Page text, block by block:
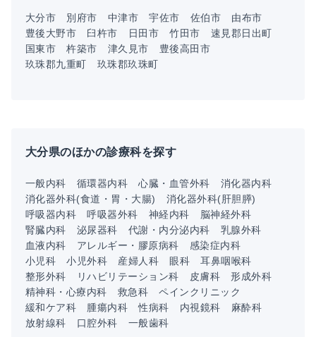
大分市 別府市 中津市 宇佐市 佐伯市
由布市
豊後大野市
臼杵市 日田市 竹田市
速見郡日出町
国東市
杵築市 津久見市
豊後高田市
玖珠郡九重町
玖珠郡玖珠町
大分県のほかの診療科を探す
一般内科 循環器内科 心臓・血管外科
消化器内科
消化器外科(食道・胃・大腸)
消化器外科(肝胆膵)
呼吸器内科
呼吸器外科 神経内科
脳神経外科
腎臓内科
泌尿器科 代謝・内分泌内科
乳腺外科
血液内科
アレルギー・膠原病科
感染症内科
小児科
小児外科 産婦人科 眼科
耳鼻咽喉科
整形外科
リハビリテーション科 皮膚科
形成外科
精神科・心療内科
救急科
ペインクリニック
緩和ケア科
腫瘍内科 性病科 内視鏡科
麻酔科
放射線科
口腔外科 一般歯科